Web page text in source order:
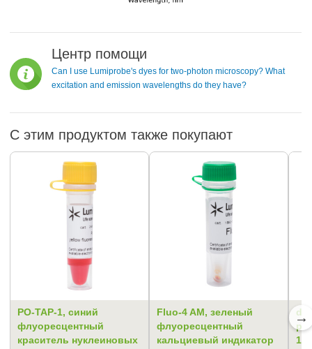
Центр помощи
Can I use Lumiprobe's dyes for two-photon microscopy? What
excitation and emission wavelengths do they have?
С этим продуктом также покупают
PO-TAP-1, синий
флуоресцентный
краситель нуклеиновых
Fluo-4 AM, зеленый
флуоресцентный
кальциевый индикатор
→